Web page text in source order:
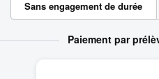
Sans engagement de durée
Paiement par